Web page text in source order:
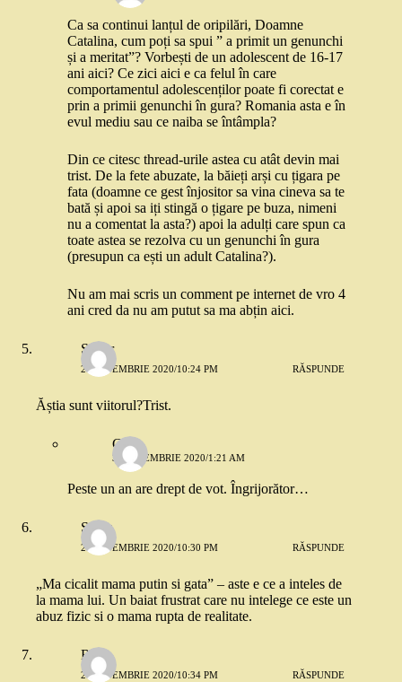
Ca sa continui lanțul de oripilări, Doamne
Catalina, cum poți sa spui ” a primit un genunchi
și a meritat”? Vorbești de un adolescent de 16-17
ani aici? Ce zici aici e ca felul în care
comportamentul adolescenților poate fi corectat e
prin a primii genunchi în gura? Romania asta e în
evul mediu sau ce naiba se întâmpla?
Din ce citesc thread-urile astea cu atât devin mai
trist. De la fete abuzate, la băieți arși cu țigara pe
fata (doamne ce gest înjositor sa vina cineva sa te
bată și apoi sa iți stingă o țigare pe buza, nimeni
nu a comentat la asta?) apoi la adulți care spun ca
toate astea se rezolva cu un genunchi în gura
(presupun ca ești un adult Catalina?).
Nu am mai scris un comment pe internet de vro 4
ani cred da nu am putut sa ma abțin aici.
Silver
2 SEPTEMBRIE 2020/10:24 PM RĂSPUNDE
Ăștia sunt viitorul?Trist.
Cati
3 SEPTEMBRIE 2020/1:21 AM
Peste un an are drept de vot. Îngrijorător…
Sonia
2 SEPTEMBRIE 2020/10:30 PM RĂSPUNDE
„Ma cicalit mama putin si gata” – aste e ce a inteles de
la mama lui. Un baiat frustrat care nu intelege ce este un
abuz fizic si o mama rupta de realitate.
Rox
2 SEPTEMBRIE 2020/10:34 PM RĂSPUNDE